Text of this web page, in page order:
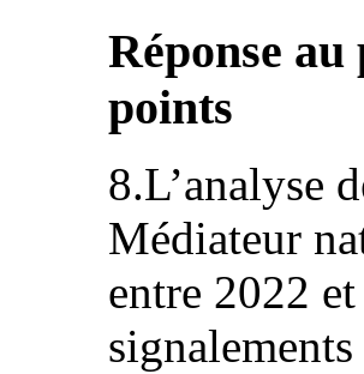
Réponse
points
8.L’analyse
Médiateur
entre 2022